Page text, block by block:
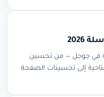
في جوجل — من تحسين
إلى تحسينات الصفحة